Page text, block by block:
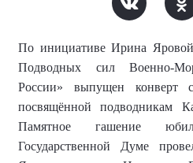
По инициативе Ирина
Подводных сил Военно-
России» выпущен конверт
посвящённой подводникам
Памятное гашение
Государственной Думе